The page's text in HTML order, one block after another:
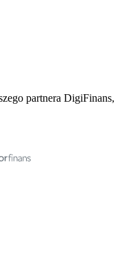
partnera DigiFinans,